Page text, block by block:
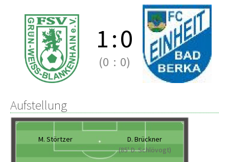
1:0
(0 : 0)
Aufstellung
M. Störtzer
D. Brückner
(85' D. Schlövogt)